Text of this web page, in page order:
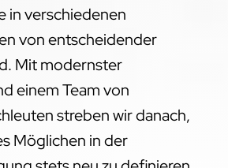
in verschiedenen
von entscheidender
Mit modernster
einem Team von
streben wir danach,
Möglichen in der